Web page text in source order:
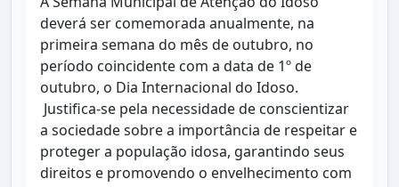
deverá ser comemorada anualmente, na
primeira semana do mês de outubro, no
período coincidente com a data de 1º de
outubro, o Dia Internacional do Idoso.
Justifica-se pela necessidade de conscientizar
a sociedade sobre a importância de respeitar e
proteger a população idosa, garantindo seus
direitos e promovendo o envelhecimento com